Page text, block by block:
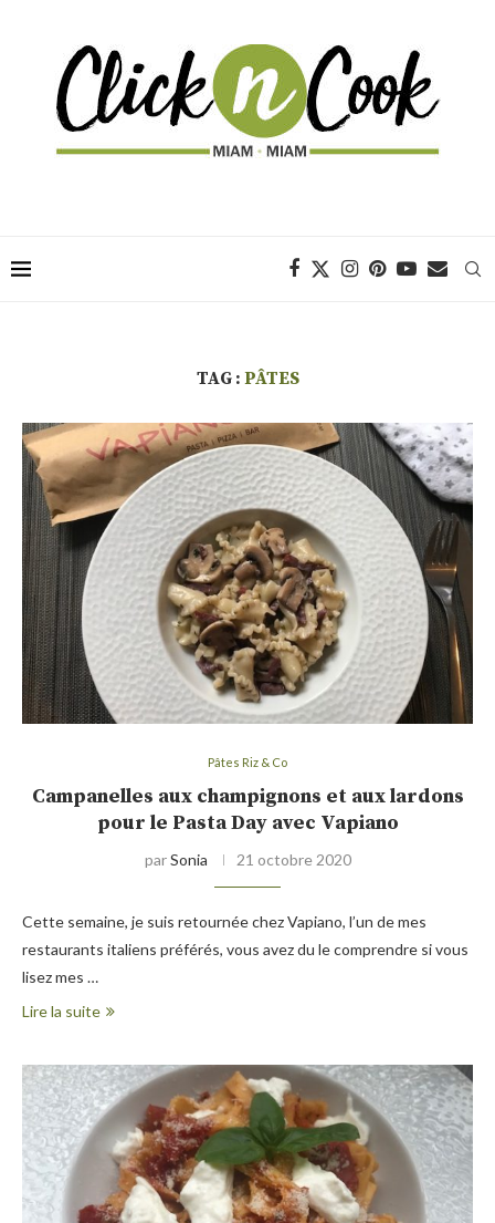
TAG : PÂTES
Pâtes Riz & Co
Campanelles aux champignons et aux lardons
pour le Pasta Day avec Vapiano
parSonia 21 octobre 2020
Cette semaine, je suis retournée chez Vapiano, l’un de mes
restaurants italiens préférés, vous avez du le comprendre si vous
lisez mes …
Lire la suite